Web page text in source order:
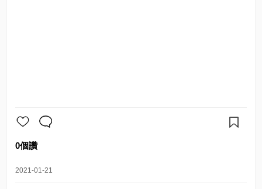
0個讚
2021-01-21